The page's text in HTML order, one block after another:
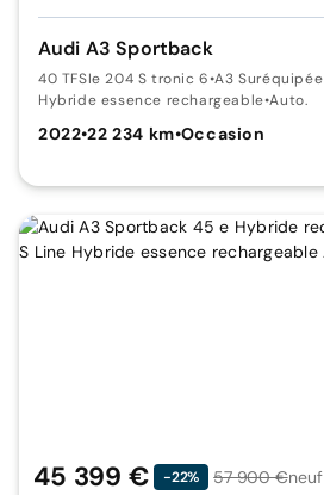
Audi A3 Sportback
40 TFSIe 204 S tronic 6•A3 Suréquipée
Hybride essence rechargeable•Auto.
2022•22 234 km•Occasion
45 399 € -22% 57 900 €neuf